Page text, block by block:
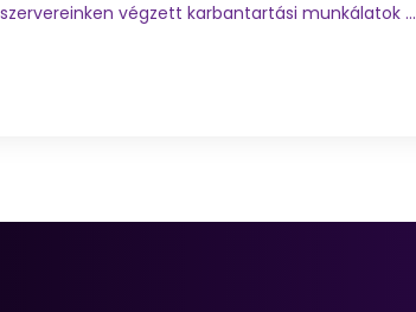
végzett karbantartási munkálatok ...